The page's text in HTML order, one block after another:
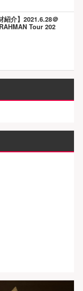
紹介】2021.6.28＠
Tour 202